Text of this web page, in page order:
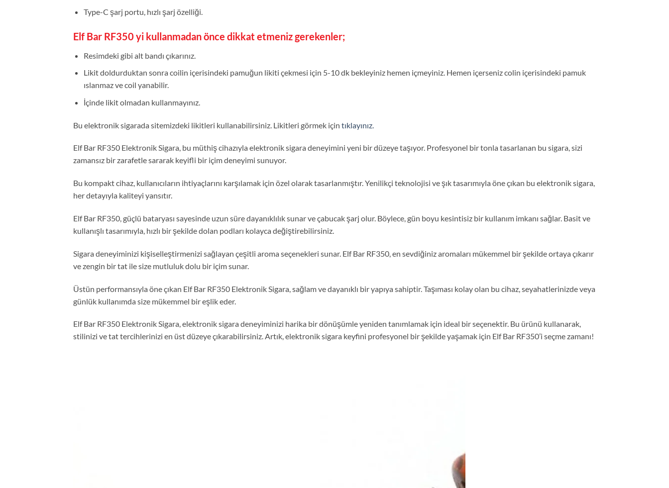
Type-C şarj portu, hızlı şarj özelliği.
Elf Bar RF350 yi kullanmadan önce dikkat etmeniz gerekenler;
Resimdeki gibi alt bandı çıkarınız.
Likit doldurduktan sonra coilin içerisindeki pamuğun likiti çekmesi için 5-10 dk bekleyiniz hemen içmeyiniz. Hemen içerseniz colin içerisindeki pamuk
ıslanmaz ve coil yanabilir.
İçinde likit olmadan kullanmayınız.
Bu elektronik sigarada sitemizdeki likitleri kullanabilirsiniz. Likitleri görmek için tıklayınız.
Elf Bar RF350 Elektronik Sigara, bu müthiş cihazıyla elektronik sigara deneyimini yeni bir düzeye taşıyor. Profesyonel bir tonla tasarlanan bu sigara, sizi
zamansız bir zarafetle sararak keyifli bir içim deneyimi sunuyor.
Bu kompakt cihaz, kullanıcıların ihtiyaçlarını karşılamak için özel olarak tasarlanmıştır. Yenilikçi teknolojisi ve şık tasarımıyla öne çıkan bu elektronik sigara,
her detayıyla kaliteyi yansıtır.
Elf Bar RF350, güçlü bataryası sayesinde uzun süre dayanıklılık sunar ve çabucak şarj olur. Böylece, gün boyu kesintisiz bir kullanım imkanı sağlar. Basit ve
kullanışlı tasarımıyla, hızlı bir şekilde dolan podları kolayca değiştirebilirsiniz.
Sigara deneyiminizi kişiselleştirmenizi sağlayan çeşitli aroma seçenekleri sunar. Elf Bar RF350, en sevdiğiniz aromaları mükemmel bir şekilde ortaya çıkarır
ve zengin bir tat ile size mutluluk dolu bir içim sunar.
Üstün performansıyla öne çıkan Elf Bar RF350 Elektronik Sigara, sağlam ve dayanıklı bir yapıya sahiptir. Taşıması kolay olan bu cihaz, seyahatlerinizde veya
günlük kullanımda size mükemmel bir eşlik eder.
Elf Bar RF350 Elektronik Sigara, elektronik sigara deneyiminizi harika bir dönüşümle yeniden tanımlamak için ideal bir seçenektir. Bu ürünü kullanarak,
stilinizi ve tat tercihlerinizi en üst düzeye çıkarabilirsiniz. Artık, elektronik sigara keyfini profesyonel bir şekilde yaşamak için Elf Bar RF350’i seçme zamanı!